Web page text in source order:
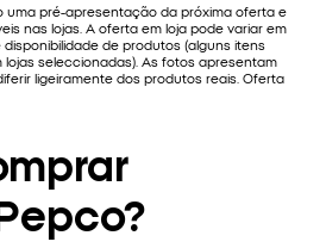
uma pré-apresentação da próxima oferta e
nas lojas. A oferta em loja pode variar em
de produtos (alguns itens
seleccionadas). As fotos apresentam
ligeiramente dos produtos reais. Oferta